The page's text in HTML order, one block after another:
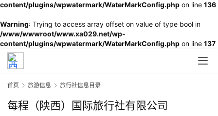
content/plugins/wpwatermark/WaterMarkConfig.php on line 136
Warning: Trying to access array offset on value of type bool in
/www/wwwroot/www.xa029.net/wp-
content/plugins/wpwatermark/WaterMarkConfig.php on line 137
首页 旅游信息 旅行社信息目录
每程（陕西）国际旅行社有限公司